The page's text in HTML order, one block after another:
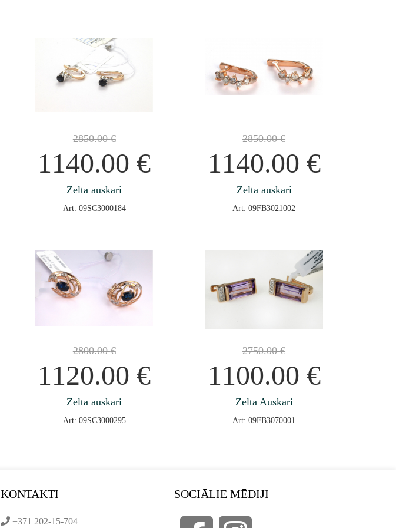
2850.00€
1140.00€
Zelta auskari
Art: 09SC3000184
2850.00€
1140.00 €
Zelta auskari
Art: 09FB3021002
2800.00€
1120.00€
Zelta auskari
Art: 09SC3000295
2750.00€
1100.00 €
Zelta Auskari
Art: 09FB3070001
KONTAKTI
+371 202-15-704
SOCIĀLIE MĒDIJI